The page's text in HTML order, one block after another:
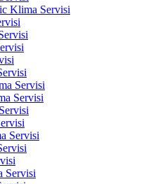
Klima Servisi
Servisi
Servisi
Servisi
Servisi